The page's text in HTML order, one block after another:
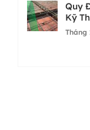
Quy
Kỹ
Tháng